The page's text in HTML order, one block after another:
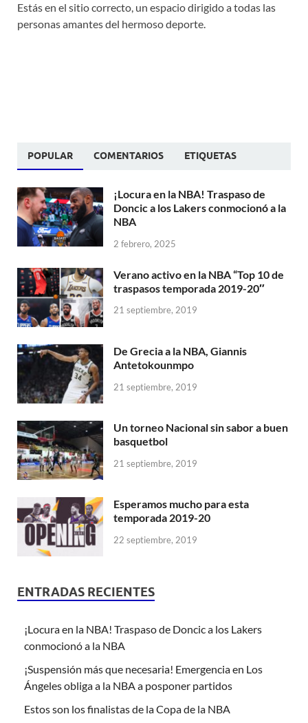
Estás en el sitio correcto, un espacio dirigido a todas las
personas amantes del hermoso deporte.
POPULAR COMENTARIOS ETIQUETAS
¡Locura en la NBA! Traspaso de
Doncic a los Lakers conmocionó a la
NBA
2 febrero, 2025
Verano activo en la NBA “Top 10 de
traspasos temporada 2019-20″
21 septiembre, 2019
De Grecia a la NBA, Giannis
Antetokounmpo
21 septiembre, 2019
Un torneo Nacional sin sabor a buen
basquetbol
21 septiembre, 2019
Esperamos mucho para esta
temporada 2019-20
22 septiembre, 2019
ENTRADAS RECIENTES
¡Locura en la NBA! Traspaso de Doncic a los Lakers
conmocionó a la NBA
¡Suspensión más que necesaria! Emergencia en Los
Ángeles obliga a la NBA a posponer partidos
Estos son los finalistas de la Copa de la NBA